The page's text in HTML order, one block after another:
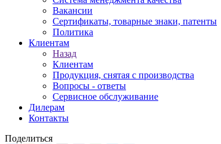
Вакансии
Сертификаты, товарные знаки, патенты
Политика
Клиентам
Назад
Клиентам
Продукция, снятая с производства
Вопросы - ответы
Сервисное обслуживание
Дилерам
Контакты
Поделиться